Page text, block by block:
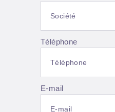
Téléphone
E-mail